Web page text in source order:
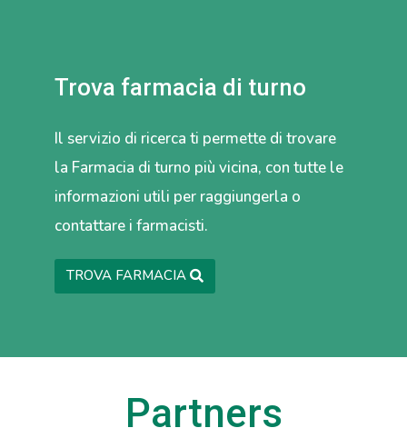
Trova farmacia di turno
Il servizio di ricerca ti permette di trovare
la Farmacia di turno più vicina, con tutte le
informazioni utili per raggiungerla o
contattare i farmacisti.
TROVA FARMACIA
Partners